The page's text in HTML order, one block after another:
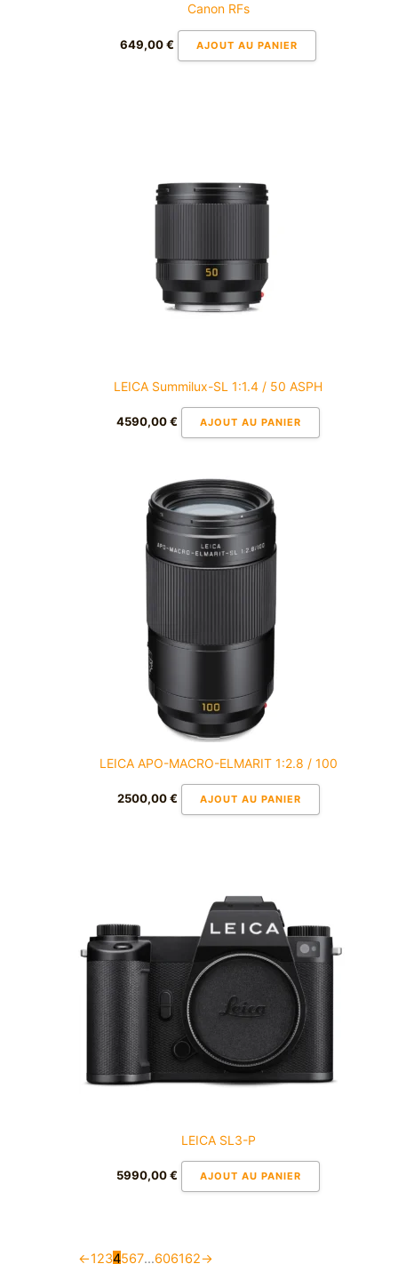
Canon RFs
649,00€ AJOUT AU PANIER
LEICA Summilux-SL 1:1.4 / 50 ASPH
4590,00€ AJOUT AU PANIER
LEICA APO-MACRO-ELMARIT 1:2.8 / 100
2500,00€ AJOUT AU PANIER
LEICA SL3-P
5990,00€ AJOUT AU PANIER
←1234567…606162→